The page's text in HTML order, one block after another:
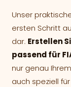
Unser
ersten Schritt
dar. Erstellen
passend für
nur genau
auch speziell